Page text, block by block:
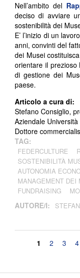
Nell’ambito del
deciso di avviare
sostenibilità dei
E’ l’inizio di un
anni, convinti del
dei Musei
orientare il
di gestione dei
paese.
Articolo a cura di:
Stefano Consiglio,
Aziendale
Dottore
TAG:
FEDERCULTURE
SOSTENIBILITÀ
AUTONOMIA
MANAGEMENT DEI
FUNDRAISING
AUTORE/I:
Pagine
1 2 3 4